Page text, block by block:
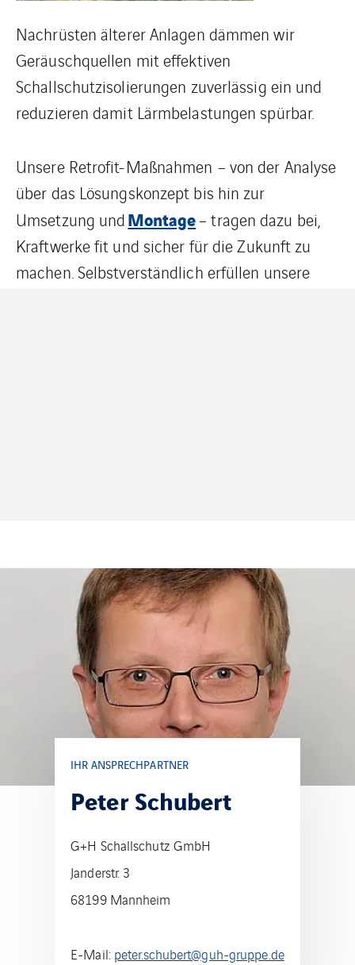
Nachrüsten älterer Anlagen dämmen wir
Geräuschquellen mit effektiven
Schallschutzisolierungen zuverlässig ein und
reduzieren damit Lärmbelastungen spürbar.
Unsere Retrofit-Maßnahmen – von der Analyse
über das Lösungskonzept bis hin zur
Umsetzung undMontage– tragen dazu bei,
Kraftwerke fit und sicher für die Zukunft zu
machen. Selbstverständlich erfüllen unsere
IHR ANSPRECHPARTNER
Peter Schubert
G+H Schallschutz GmbH
Janderstr. 3
68199 Mannheim
E-Mail: peter.schubert@guh-gruppe.de